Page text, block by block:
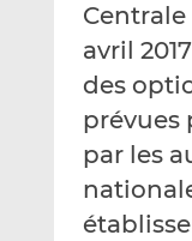
avril
des
prévues
par les